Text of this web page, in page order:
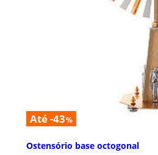
Até -43%
Ostensório base octogonal